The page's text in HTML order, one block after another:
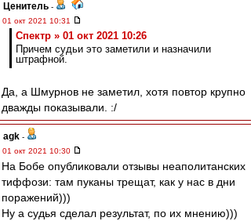
Ценитель -
01 окт 2021 10:31
Спектр » 01 окт 2021 10:26
Причем судьи это заметили и назначили
штрафной.
Да, а Шмурнов не заметил, хотя повтор крупно
дважды показывали. :/
agk -
01 окт 2021 10:30
На Бобе опубликовали отзывы неаполитанских
тиффози: там пуканы трещат, как у нас в дни
поражений)))
Ну а судья сделал результат, по их мнению)))